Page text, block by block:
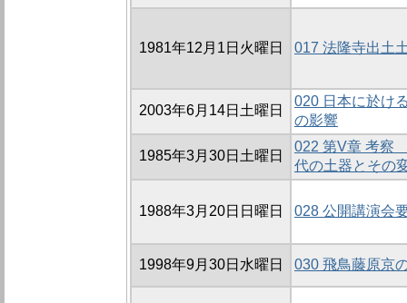
1981年12月1日火曜日 017 法隆寺出土
2003年6月14日土曜日
020 日本に於け
の影響
1985年3月30日土曜日
022 第V章 考察
代の土器とその
1988年3月20日日曜日 028 公開講演会
1998年9月30日水曜日 030 飛鳥藤原京